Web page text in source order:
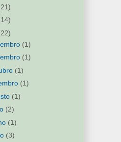
(1)
(1)
(1)
(1)
(1)
(2)
(1)
(3)